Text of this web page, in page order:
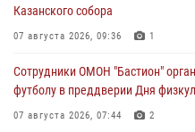
Казанского собора
07 августа 2026, 09:36 1
Сотрудники ОМОН "Бастион"
футболу в преддверии Дня
07 августа 2026, 07:44 2